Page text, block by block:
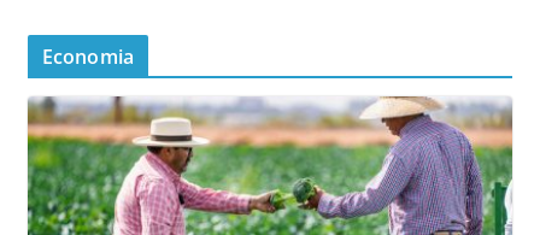
Economia